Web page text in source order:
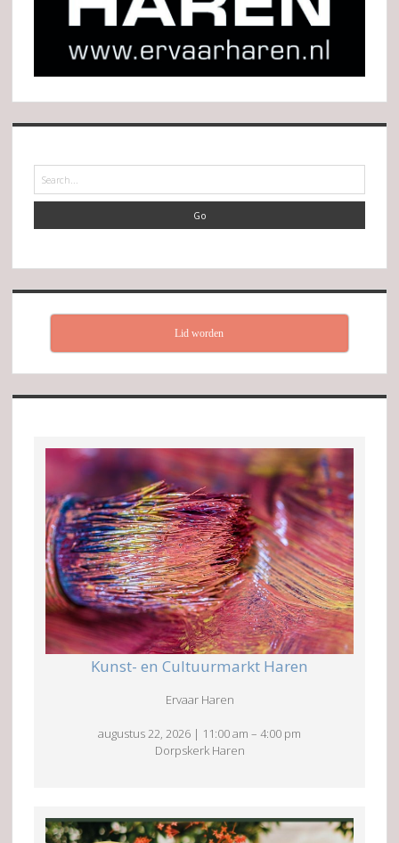
Lid worden
Kunst- en Cultuurmarkt Haren
Ervaar Haren
augustus 22, 2026 | 11:00 am – 4:00 pm
Dorpskerk Haren